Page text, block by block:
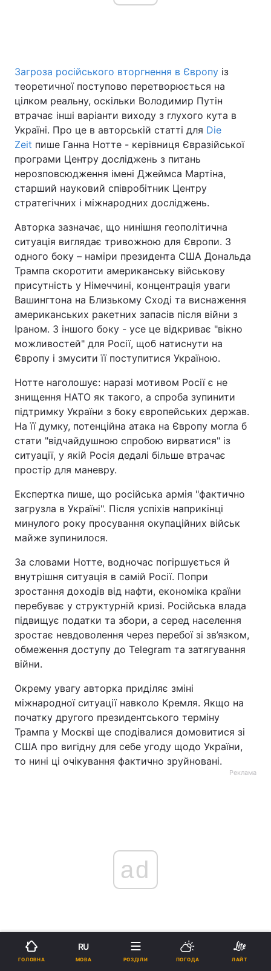
Загроза російського вторгнення в Європу із
теоретичної поступово перетворюється на
цілком реальну, оскільки Володимир Путін
втрачає інші варіанти виходу з глухого кута в
Україні. Про це в авторській статті для Die
Zeit пише Ганна Нотте - керівниця Євразійської
програми Центру досліджень з питань
нерозповсюдження імені Джеймса Мартіна,
старший науковий співробітник Центру
стратегічних і міжнародних досліджень.
Авторка зазначає, що нинішня геополітична
ситуація виглядає тривожною для Європи. З
одного боку – наміри президента США Дональда
Трампа скоротити американську військову
присутність у Німеччині, концентрація уваги
Вашингтона на Близькому Сході та виснаження
американських ракетних запасів після війни з
Іраном. З іншого боку - усе це відкриває "вікно
можливостей" для Росії, щоб натиснути на
Європу і змусити її поступитися Україною.
Нотте наголошує: наразі мотивом Росії є не
знищення НАТО як такого, а спроба зупинити
підтримку України з боку європейських держав.
На її думку, потенційна атака на Європу могла б
стати "відчайдушною спробою вирватися" із
ситуації, у якій Росія дедалі більше втрачає
простір для маневру.
Експертка пише, що російська армія "фактично
загрузла в Україні". Після успіхів наприкінці
минулого року просування окупаційних військ
майже зупинилося.
За словами Нотте, водночас погіршується й
внутрішня ситуація в самій Росії. Попри
зростання доходів від нафти, економіка країни
перебуває у структурній кризі. Російська влада
підвищує податки та збори, а серед населення
зростає невдоволення через перебої зі зв’язком,
обмеження доступу до Telegram та затягування
війни.
Окрему увагу авторка приділяє зміні
міжнародної ситуації навколо Кремля. Якщо на
початку другого президентського терміну
Трампа у Москві ще сподівалися домовитися зі
США про вигідну для себе угоду щодо України,
то нині ці очікування фактично зруйновані.
Реклама
ad
ГОЛОВНА
RU
МОВА РОЗДІЛИ ПОГОДА ЛАЙТ